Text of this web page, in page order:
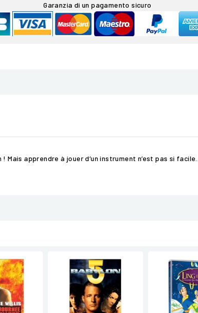
Garanzia di un pagamento sicuro
Mais apprendre à jouer d’un instrument n’est pas si facile…